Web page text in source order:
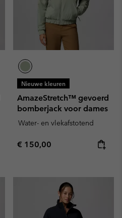
Nieuwe kleuren
AmazeStretch™ gevoerd
bomberjack voor dames
Water- en vlekafstotend
Regular price:
€ 150,00